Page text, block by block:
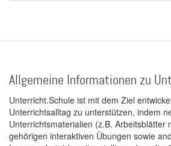
Allgemeine Informationen zu
Unterricht.Schule ist mit dem Ziel
Unterrichtsalltag zu unterstützen, indem
Unterrichtsmaterialien (z.B. Arbeitsblätter
gehörigen interaktiven Übungen sowie